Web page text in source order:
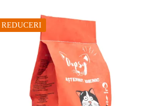
REDUCERI